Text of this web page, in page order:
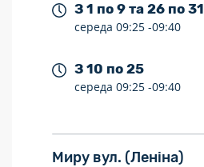
З 1 по 9 та 26 по 31
середа 09:25 -09:40
З 10 по 25
середа 09:25 -09:40
Миру вул. (Леніна)